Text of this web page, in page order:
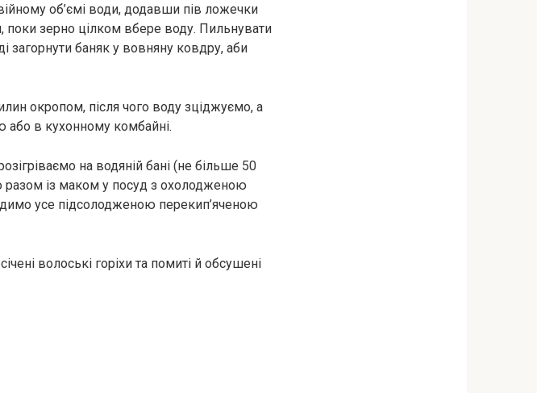
об’ємі води, додавши пів ложечки
поки зерно цілком вбере воду. Пильнувати
загорнути баняк у вовняну ковдру, аби
окропом, після чого воду зціджуємо, а
в кухонному комбайні.
на водяній бані (не більше 50
разом із маком у посуд з охолодженою
усе підсолодженою перекип’яченою
волоські горіхи та помиті й обсушені